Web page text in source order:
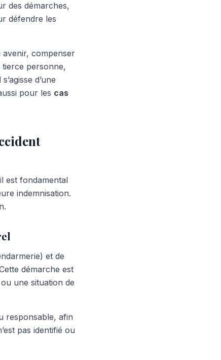
des démarches,
défendre les
avenir, compenser
personne,
d’une
pour les cas
est fondamental
indemnisation.
et de
démarche est
une situation de
responsable, afin
pas identifié ou